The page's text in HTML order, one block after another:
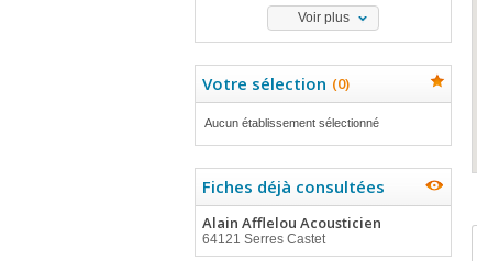
Voir plus
Votre sélection (0)
Aucun établissement sélectionné
Fiches déjà consultées
Alain Afflelou Acousticien
64121 Serres Castet